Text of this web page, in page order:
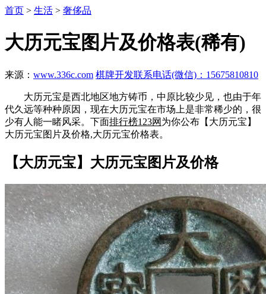
首页 > 生活 > 奢侈品
大历元宝图片及价格表(稀有)
来源： www.336c.com 棋牌开发联系电话(微信)：15675810810
大历元宝是西北地区地方铸币，中原比较少见，也由于年
代久远等种种原因，现在大历元宝在市场上是非常稀少的，很
少有人能一睹风采。下面排行榜123网 为你公布【大历元宝】
大历元宝图片及价格,大历元宝价格表。
【大历元宝】大历元宝图片及价格